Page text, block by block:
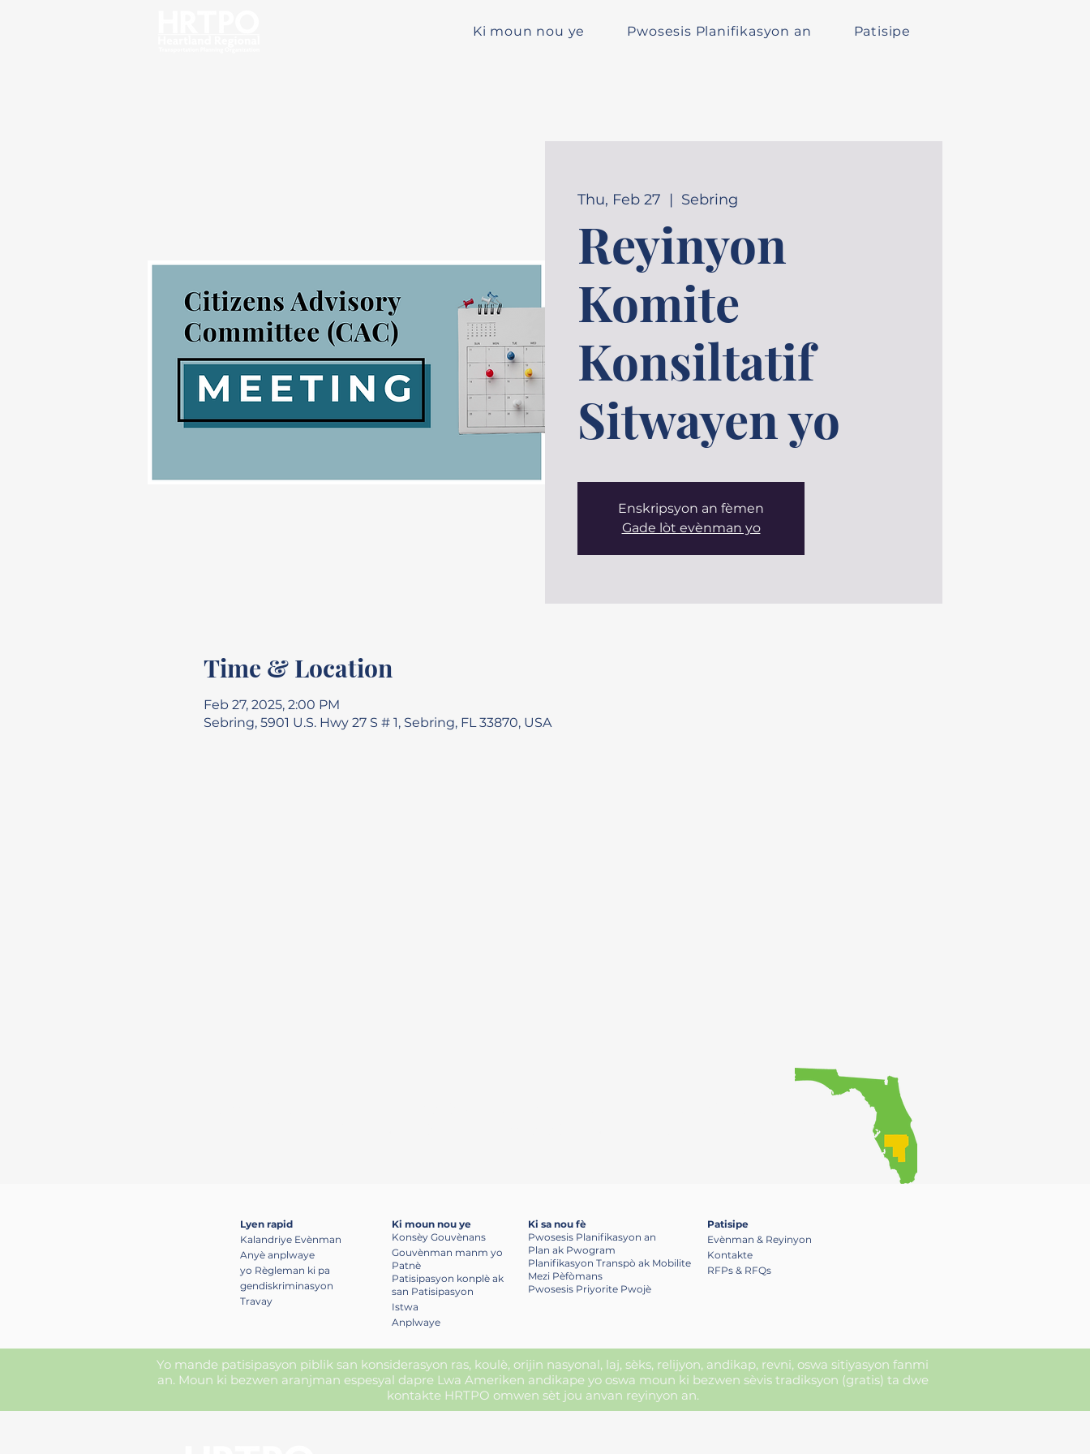
Ki moun nou ye Pwosesis Planifikasyon an Patisipe
Thu, Feb 27
  |
Sebring
Reyinyon
Komite
Konsiltatif
Sitwayen yo
Enskripsyon an fèmen
Gade lòt evènman yo
Time & Location
Feb 27, 2025, 2:00 PM
Sebring, 5901 U.S. Hwy 27 S # 1, Sebring, FL 33870, USA
Lyen rapid
Kalandriye Evènman
Anyè anplwaye
yo Règleman ki pa
gendiskriminasyon
Travay
Ki moun nou ye
Konsèy Gouvènans
Gouvènman manm yo
Patnè
Patisipasyon konplè ak
san Patisipasyon
Istwa
Anplwaye
Ki sa nou fè
Pwosesis Planifikasyon an
Plan ak Pwogram
Planifikasyon Transpò ak Mobilite
Mezi Pèfòmans
Pwosesis Priyorite Pwojè
Patisipe
Evènman & Reyinyon
Kontakte
RFPs & RFQs
Yo mande patisipasyon piblik san konsiderasyon ras, koulè, orijin nasyonal, laj, sèks, relijyon, andikap, revni, oswa sitiyasyon fanmi
an. Moun ki bezwen aranjman espesyal dapre Lwa Ameriken andikape yo oswa moun ki bezwen sèvis tradiksyon (gratis) ta dwe
kontakte HRTPO omwen sèt jou anvan reyinyon an.